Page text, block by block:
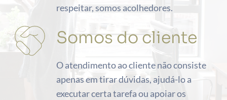
respeitar, somos acolhedores.
Somos do cliente
O atendimento ao cliente não consiste
apenas em tirar dúvidas, ajudá-lo a
executar certa tarefa ou apoiar os